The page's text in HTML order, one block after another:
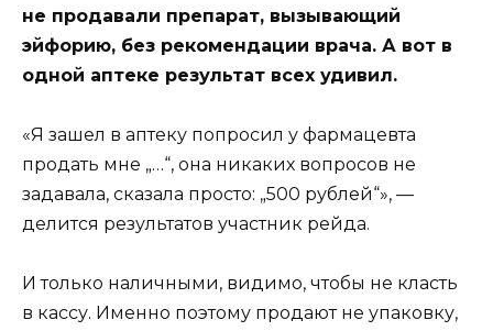
не продавали препарат, вызывающий
эйфорию, без рекомендации врача. А вот в
одной аптеке результат всех удивил.
«Я зашел в аптеку попросил у фармацевта
продать мне „…“, она никаких вопросов не
задавала, сказала просто: „500 рублей“», —
делится результатов участник рейда.
И только наличными, видимо, чтобы не класть
в кассу. Именно поэтому продают не упаковку,